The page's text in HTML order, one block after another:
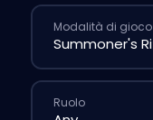
Modalità di gioco
Ruolo